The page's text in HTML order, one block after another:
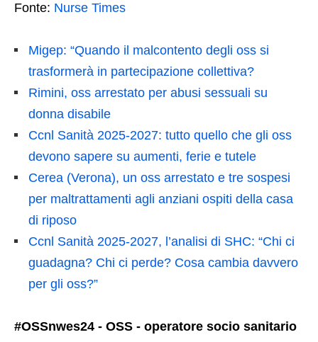
Fonte: Nurse Times
Migep: “Quando il malcontento degli oss si
trasformerà in partecipazione collettiva?
Rimini, oss arrestato per abusi sessuali su
donna disabile
Ccnl Sanità 2025-2027: tutto quello che gli oss
devono sapere su aumenti, ferie e tutele
Cerea (Verona), un oss arrestato e tre sospesi
per maltrattamenti agli anziani ospiti della casa
di riposo
Ccnl Sanità 2025-2027, l’analisi di SHC: “Chi ci
guadagna? Chi ci perde? Cosa cambia davvero
per gli oss?”
#OSSnwes24 - OSS - operatore socio sanitario